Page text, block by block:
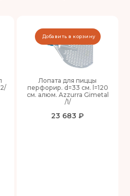
Лопата для пиццы
перфорир. d=33 см. l=120
см. алюм. Azzurra Gimetal
/1/
23 683 ₽
Добавить в корзину